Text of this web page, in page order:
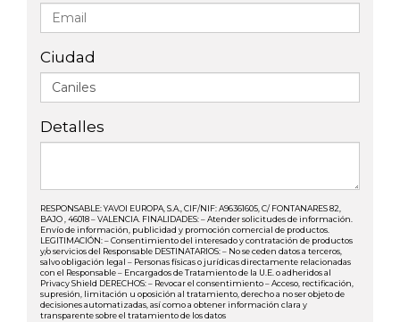
Ciudad
Detalles
RESPONSABLE: YAVOI EUROPA, S.A., CIF/NIF: A96361605, C/ FONTANARES 82,
BAJO , 46018 – VALENCIA. FINALIDADES: – Atender solicitudes de información.
Envío de información, publicidad y promoción comercial de productos.
LEGITIMACIÓN: – Consentimiento del interesado y contratación de productos
y/o servicios del Responsable DESTINATARIOS: – No se ceden datos a terceros,
salvo obligación legal – Personas físicas o jurídicas directamente relacionadas
con el Responsable – Encargados de Tratamiento de la U.E. o adheridos al
Privacy Shield DERECHOS: – Revocar el consentimiento – Acceso, rectificación,
supresión, limitación u oposición al tratamiento, derecho a no ser objeto de
decisiones automatizadas, así como a obtener información clara y
transparente sobre el tratamiento de los datos